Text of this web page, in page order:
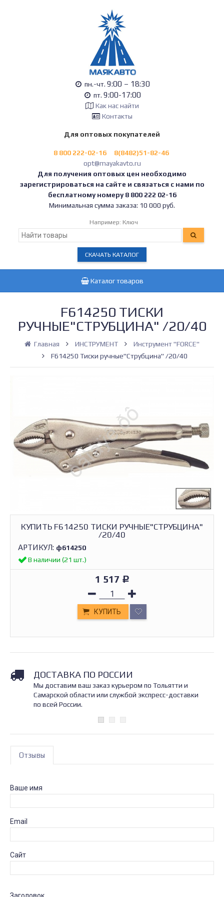
пн.-чт. 9:00 – 18:30
пт. 9:00-17:00
Как нас найти
Контакты
Для оптовых покупателей
8 800 222-02-16
8(8482)51-82-46
opt@mayakavto.ru
Для получения оптовых цен необходимо
зарегистрироваться на сайте и связаться с нами по
бесплатному номеру 8 800 222 02-16
Минимальная сумма заказа: 10 000 руб.
Например: Ключ
СКАЧАТЬ КАТАЛОГ
Каталог товаров
F614250 ТИСКИ
РУЧНЫЕ"СТРУБЦИНА" /20/40
Главная ИНСТРУМЕНТ
Инструмент "FORCE"
F614250 Тиски ручные"Струбцина" /20/40
КУПИТЬ F614250 ТИСКИ РУЧНЫЕ"СТРУБЦИНА"
/20/40
АРТИКУЛ: ф614250
В наличии (21 шт.)
1 517 Р
КУПИТЬ
ДОСТАВКА ПО РОССИИ
Мы доставим ваш заказ курьером по Тольятти и
Самарской области или службой экспресс-доставки
по всей России.
Отзывы
Ваше имя
Email
Сайт